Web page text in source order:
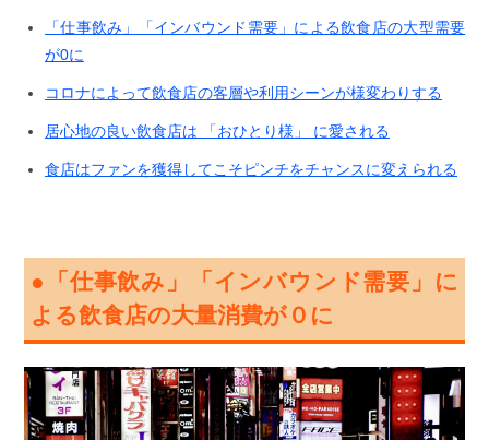
「仕事飲み」「インバウンド需要」による飲食店の大型需要
が0に
コロナによって飲食店の客層や利用シーンが様変わりする
居心地の良い飲食店は 「おひとり様」 に愛される
食店はファンを獲得してこそピンチをチャンスに変えられる
●「仕事飲み」「インバウンド需要」に
よる飲食店の大量消費が０に